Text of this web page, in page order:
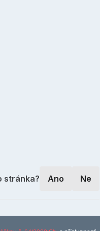
stránka? Ano Ne